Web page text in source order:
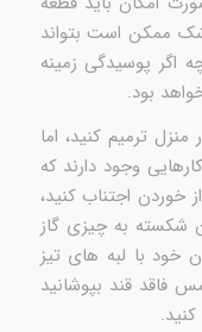
ممکن است بتواند
اگر پوسیدگی زمینه
بود.
ترمیم کنید، اما
وجود دارند که
خوردن اجتناب کنید،
شکسته به چیزی گاز
خود با لبه های تیز
فاقد قند بپوشانید